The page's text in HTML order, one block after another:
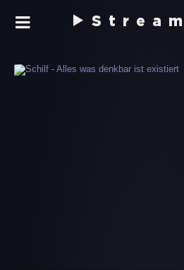
Stream